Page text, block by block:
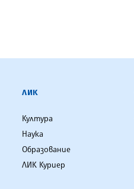
ЛИК
Култура
Наука
Образование
ЛИК Куриер